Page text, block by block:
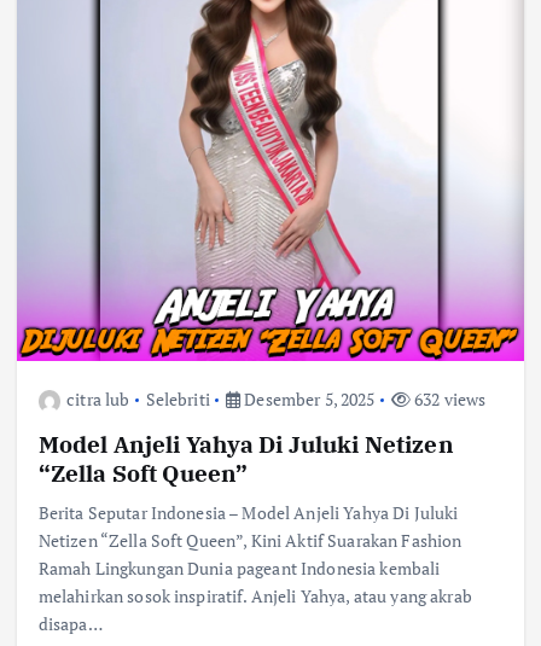
citra lub Selebriti Desember 5, 2025 632 views
Model Anjeli Yahya Di Juluki Netizen
“Zella Soft Queen”
Berita Seputar Indonesia – Model Anjeli Yahya Di Juluki
Netizen “Zella Soft Queen”, Kini Aktif Suarakan Fashion
Ramah Lingkungan Dunia pageant Indonesia kembali
melahirkan sosok inspiratif. Anjeli Yahya, atau yang akrab
disapa…